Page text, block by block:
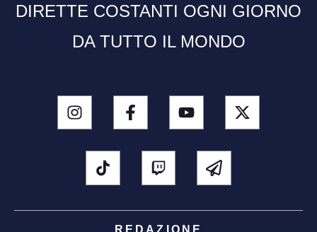
DIRETTE COSTANTI OGNI GIORNO
DA TUTTO IL MONDO